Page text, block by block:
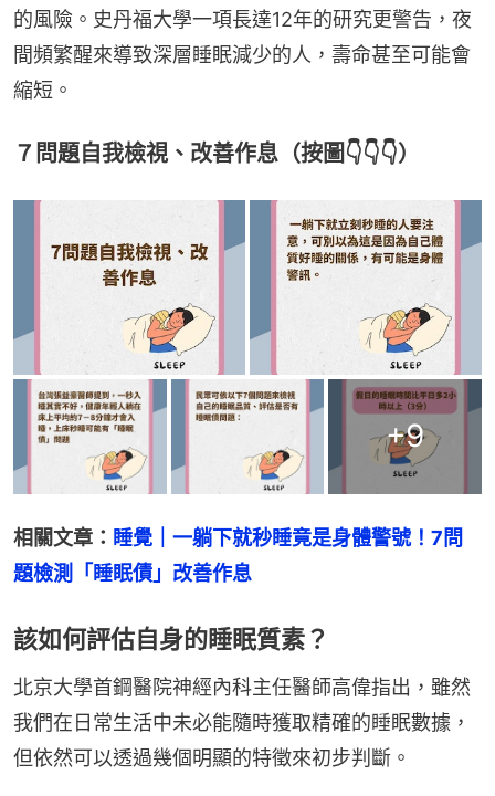
的風險。史丹福大學一項長達12年的研究更警告，夜
間頻繁醒來導致深層睡眠減少的人，壽命甚至可能會
縮短。
７問題自我檢視、改善作息（按圖👇👇👇）
+9
相關文章： 睡覺｜一躺下就秒睡竟是身體警號！7問
題檢測「睡眠債」改善作息
該如何評估自身的睡眠質素？
北京大學首鋼醫院神經內科主任醫師高偉指出，雖然
我們在日常生活中未必能隨時獲取精確的睡眠數據，
但依然可以透過幾個明顯的特徵來初步判斷。